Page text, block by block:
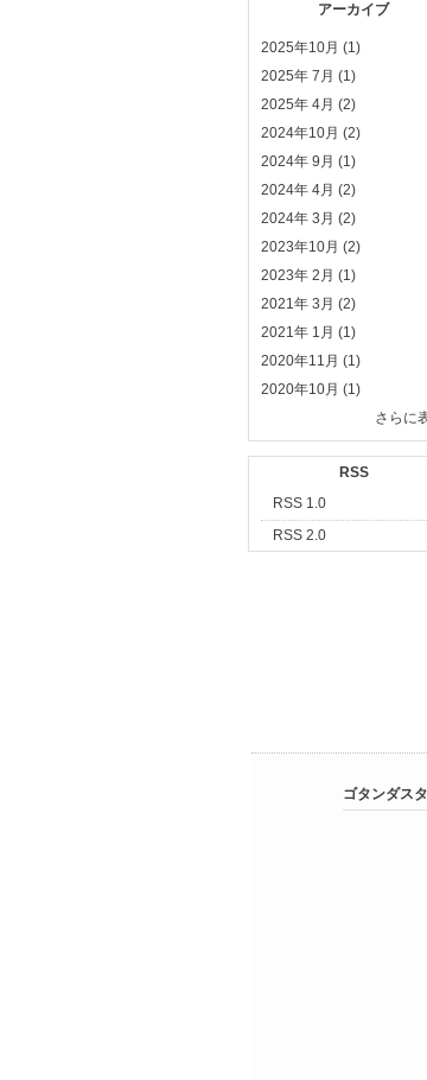
アーカイブ
2025年10月 (1)
2025年 7月 (1)
2025年 4月 (2)
2024年10月 (2)
2024年 9月 (1)
2024年 4月 (2)
2024年 3月 (2)
2023年10月 (2)
2023年 2月 (1)
2021年 3月 (2)
2021年 1月 (1)
2020年11月 (1)
2020年10月 (1)
さらに
RSS
RSS 1.0
RSS 2.0
ゴタンダス